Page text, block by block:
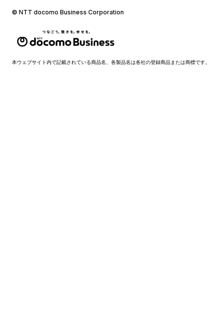
© NTT docomo Business Corporation
本ウェブサイト内で記載されている商品名、各製品名は各社の登録商品または商標です。